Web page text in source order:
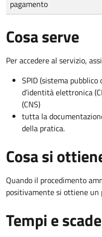
pagamento
Cosa serve
Per accedere al servizio,
SPID (sistema
d’identità elettronica
(CNS)
tutta la
della pratica.
Cosa si
Quando il procedimento
positivamente si ottiene
Tempi e